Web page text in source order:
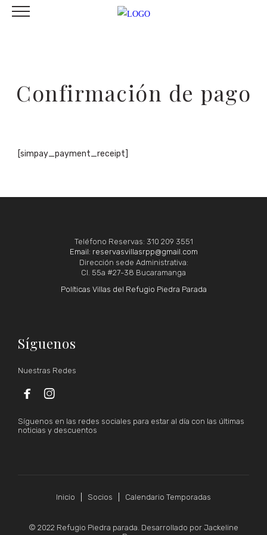
Confirmación de pago
[simpay_payment_receipt]
Teléfono Reservas: 310 209 3551
Email: reservasvillasrpp@gmail.com
Dirección sede Administrativa:
Cl. 55a #27-38 Bucaramanga
Políticas Villas del Refugio Piedra Parada
Síguenos
Nuestras Redes
 
Síguenos en las redes sociales para estar al día con las últimas
noticias y descuentos
Inicio Socios Calendario Temporadas
© 2022 Refugio Piedra parada. Desarrollado por Jackeline